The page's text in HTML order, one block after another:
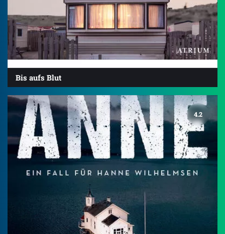
Bis aufs Blut
4.2